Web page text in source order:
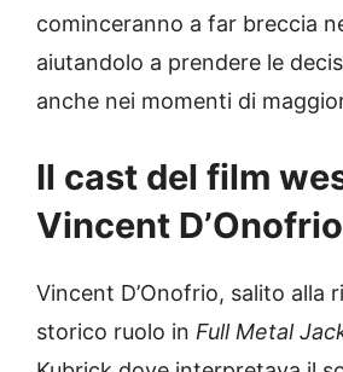
cominceranno a far breccia
aiutandolo a prendere le
anche nei momenti di
Il cast del film
Vincent D’Onofrio
Vincent D’Onofrio, salito alla
storico ruolo in Full Metal